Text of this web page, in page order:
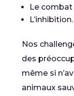
Le combat
L’inhibition.
Nos
des
même si
animaux